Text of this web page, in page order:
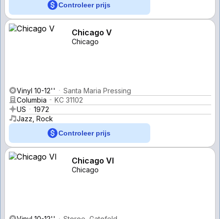
Controleer prijs
Chicago V
Chicago
Vinyl 10-12''
Santa Maria Pressing
Columbia
KC 31102
US
1972
Jazz, Rock
Controleer prijs
Chicago VI
Chicago